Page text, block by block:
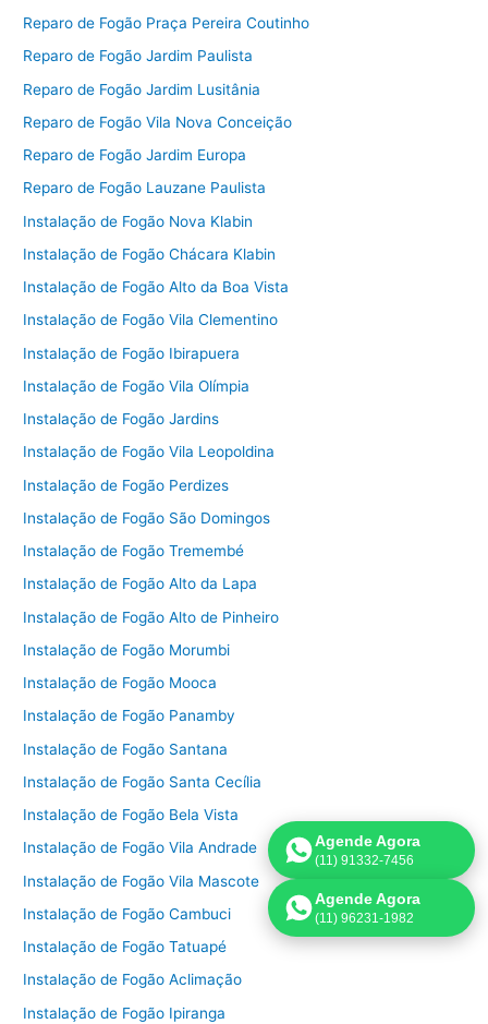
Reparo de Fogão Praça Pereira Coutinho
Reparo de Fogão Jardim Paulista
Reparo de Fogão Jardim Lusitânia
Reparo de Fogão Vila Nova Conceição
Reparo de Fogão Jardim Europa
Reparo de Fogão Lauzane Paulista
Instalação de Fogão Nova Klabin
Instalação de Fogão Chácara Klabin
Instalação de Fogão Alto da Boa Vista
Instalação de Fogão Vila Clementino
Instalação de Fogão Ibirapuera
Instalação de Fogão Vila Olímpia
Instalação de Fogão Jardins
Instalação de Fogão Vila Leopoldina
Instalação de Fogão Perdizes
Instalação de Fogão São Domingos
Instalação de Fogão Tremembé
Instalação de Fogão Alto da Lapa
Instalação de Fogão Alto de Pinheiro
Instalação de Fogão Morumbi
Instalação de Fogão Mooca
Instalação de Fogão Panamby
Instalação de Fogão Santana
Instalação de Fogão Santa Cecília
Instalação de Fogão Bela Vista
Instalação de Fogão Vila Andrade
Instalação de Fogão Vila Mascote
Instalação de Fogão Cambuci
Instalação de Fogão Tatuapé
Instalação de Fogão Aclimação
Instalação de Fogão Ipiranga
Agende Agora
(11) 91332-7456
Agende Agora
(11) 96231-1982